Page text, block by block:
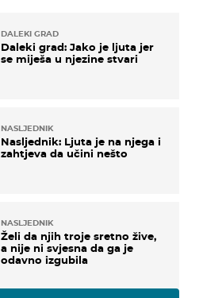
DALEKI GRAD
Daleki grad: Jako je ljuta jer
se miješa u njezine stvari
NASLJEDNIK
Nasljednik: Ljuta je na njega i
zahtjeva da učini nešto
NASLJEDNIK
Želi da njih troje sretno žive,
a nije ni svjesna da ga je
odavno izgubila